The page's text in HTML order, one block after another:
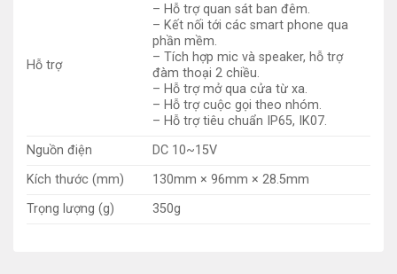
ninh lớn nhất thế giới, với doanh thu hàng năm đạt 6,5 tỷ
Hỗ trợ
– Hỗ trợ quan sát ban đêm.
– Kết nối tới các smart phone qua
phần mềm.
– Tích hợp mic và speaker, hỗ trợ
đàm thoại 2 chiều.
– Hỗ trợ mở qua cửa từ xa.
– Hỗ trợ cuộc gọi theo nhóm.
– Hỗ trợ tiêu chuẩn IP65, IK07.
Nguồn điện
DC 10~15V
Kích thước (mm)
130mm × 96mm × 28.5mm
Trọng lượng (g)
350g